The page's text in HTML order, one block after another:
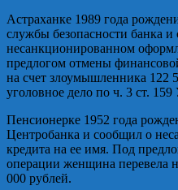
Астраханке 1989 года
службы безопасности банка
несанкционированном
предлогом отмены
на счет злоумышленника 122
уголовное дело по ч. 3 ст.
Пенсионерке 1952 года
Центробанка и сообщил о
кредита на ее имя. Под
операции женщина перевела
000 рублей.